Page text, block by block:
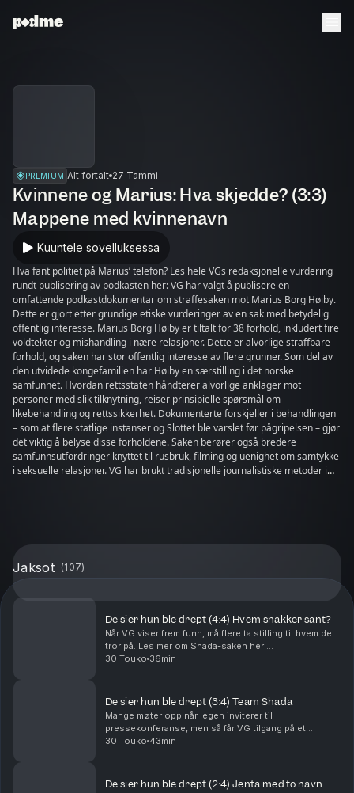
PREMIUM Alt fortalt 27 Tammi
Kvinnene og Marius: Hva skjedde? (3:3)
Mappene med kvinnenavn
Kuuntele sovelluksessa
Hva fant politiet på Marius’ telefon? Les hele VGs redaksjonelle vurdering
rundt publisering av podkasten her: VG har valgt å publisere en
omfattende podkastdokumentar om straffesaken mot Marius Borg Høiby.
Dette er gjort etter grundige etiske vurderinger av en sak med betydelig
offentlig interesse. Marius Borg Høiby er tiltalt for 38 forhold, inkludert fire
voldtekter og mishandling i nære relasjoner. Dette er alvorlige straffbare
forhold, og saken har stor offentlig interesse av flere grunner. Som del av
den utvidede kongefamilien har Høiby en særstilling i det norske
samfunnet. Hvordan rettsstaten håndterer alvorlige anklager mot
personer med slik tilknytning, reiser prinsipielle spørsmål om
likebehandling og rettssikkerhet. Dokumenterte forskjeller i behandlingen
– som at flere statlige instanser og Slottet ble varslet før pågripelsen – gjør
det viktig å belyse disse forholdene. Saken berører også bredere
samfunnsutfordringer knyttet til rusbruk, filming og uenighet om samtykke
i seksuelle relasjoner. VG har brukt tradisjonelle journalistiske metoder i
er uenighet om hvordan ulike situasjoner har forløpt og at det er
domstolen som skal avgjøre saken. VG er bevisst på at publiseringen er
kvinnene er informert om og har fått mulighet til å kommentere
opplysningene som fremkommer om dem. Ingen av dem ønsket å
publiserer denne podkasten fordi vi mener at det som har skjedd i saken
lovbruddene skal ha skjedd. I denne saken handler mange av
tiltalepunktene om hendelser som skal ha skjedd i intime situasjoner. Det
er derfor en løpende avveining mellom belastning på de involverte og
hvilke detaljer som er nødvendige for å belyse saken best mulig.
tatt på alvor, men kan ikke alene være avgjørende når hensynet til
Jaksot (107)
De sier hun ble drept (4:4) Hvem snakker sant?
Når VG viser frem funn, må flere ta stilling til hvem de
tror på. Les mer om Shada-saken her:
http://vg.no/spesial/2026/shada/1 Trenger du noen å
30 Touko 36min
De sier hun ble drept (3:4) Team Shada
Mange møter opp når legen inviterer til
pressekonferanse, men så får VG tilgang på et
materiale som forteller en annen historie. Les mer om
30 Touko 43min
De sier hun ble drept (2:4) Jenta med to navn